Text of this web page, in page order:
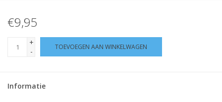
Kant-en-klare mozaïekwerken
€9,95
+
-
TOEVOEGEN AAN WINKELWAGEN
Informatie